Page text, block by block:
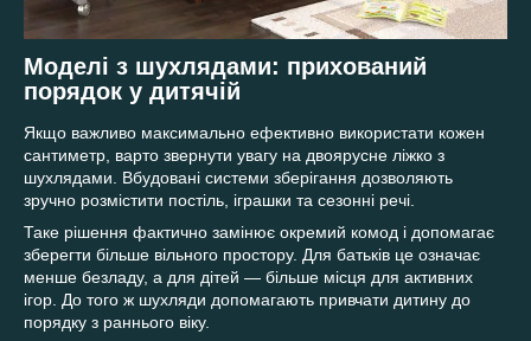
Моделі з шухлядами: прихований
порядок у дитячій
Якщо важливо максимально ефективно використати кожен
сантиметр, варто звернути увагу на двоярусне ліжко з
шухлядами. Вбудовані системи зберігання дозволяють
зручно розмістити постіль, іграшки та сезонні речі.
Таке рішення фактично замінює окремий комод і допомагає
зберегти більше вільного простору. Для батьків це означає
менше безладу, а для дітей — більше місця для активних
ігор. До того ж шухляди допомагають привчати дитину до
порядку з раннього віку.